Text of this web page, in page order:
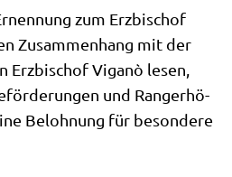
zum Erz­bi­schof
Zusam­men­hang mit der
Erz­bi­schof Viganò lesen,
und Rang­erhö­
Beloh­nung für beson­de­re